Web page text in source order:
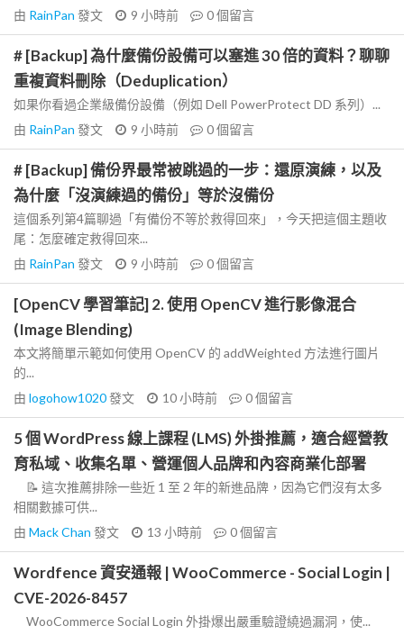
由 RainPan 發文 9 小時前 0個留言
# [Backup] 為什麼備份設備可以塞進 30 倍的資料？聊聊
重複資料刪除（Deduplication）
如果你看過企業級備份設備（例如 Dell PowerProtect DD 系列）...
由 RainPan 發文 9 小時前 0個留言
# [Backup] 備份界最常被跳過的一步：還原演練，以及
為什麼「沒演練過的備份」等於沒備份
這個系列第4篇聊過「有備份不等於救得回來」，今天把這個主題收
尾：怎麼確定救得回來...
由 RainPan 發文 9 小時前 0個留言
[OpenCV 學習筆記] 2. 使用 OpenCV 進行影像混合
(Image Blending)
本文將簡單示範如何使用 OpenCV 的 addWeighted 方法進行圖片
的...
由 logohow1020發文 10 小時前 0個留言
5 個 WordPress 線上課程 (LMS) 外掛推薦，適合經營教
育私域、收集名單、營運個人品牌和內容商業化部署
📝 這次推薦排除一些近 1 至 2 年的新進品牌，因為它們沒有太多
相關數據可供...
由 Mack Chan 發文 13 小時前 0個留言
Wordfence 資安通報 | WooCommerce - Social Login |
CVE-2026-8457
WooCommerce Social Login 外掛爆出嚴重驗證繞過漏洞，使...